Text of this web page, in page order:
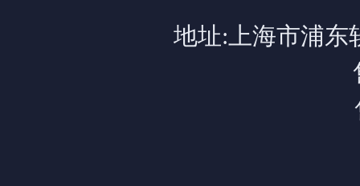
地址:上海市浦东